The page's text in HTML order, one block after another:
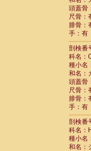
頭蓋骨
尺骨：
腓骨：
手：有
剖検番
科名：
種小名
和名：
頭蓋骨
尺骨：
腓骨：
手：有
剖検番
科名：
種小名
和名：